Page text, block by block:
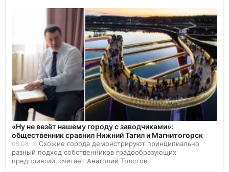
«Ну не везёт нашему городу с заводчиками»:
общественник сравнил Нижний Тагил и Магнитогорск
05.08
Схожие города демонстрируют принципиально
разный подход собственников градообразующих
предприятий, считает Анатолий Толстов.